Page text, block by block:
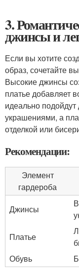
3.
джинсы и
Если вы хотите
образ, сочетайте
Высокие джинсы
платье добавляет
идеально
украшениями, а
отделкой или
Рекомендации:
Элемент
гардероба
Джинсы
Платье
Обувь